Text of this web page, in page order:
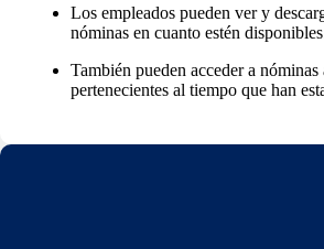
Los empleados pueden ver y
nóminas en cuanto estén
También pueden acceder a nóminas
pertenecientes al tiempo que han